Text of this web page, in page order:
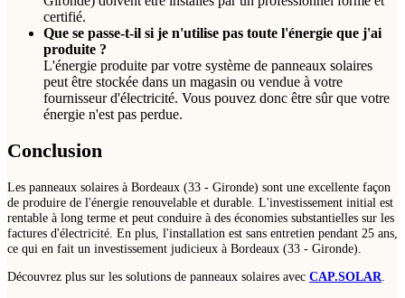
certifié.
Que se passe-t-il si je n'utilise pas toute l'énergie que j'ai
produite ?
L'énergie produite par votre système de panneaux solaires
peut être stockée dans un magasin ou vendue à votre
fournisseur d'électricité. Vous pouvez donc être sûr que votre
énergie n'est pas perdue.
Conclusion
Les panneaux solaires à Bordeaux (33 - Gironde) sont une excellente façon
de produire de l'énergie renouvelable et durable. L'investissement initial est
rentable à long terme et peut conduire à des économies substantielles sur les
factures d'électricité. En plus, l'installation est sans entretien pendant 25 ans,
ce qui en fait un investissement judicieux à Bordeaux (33 - Gironde).
Découvrez plus sur les solutions de panneaux solaires avec CAP.SOLAR.